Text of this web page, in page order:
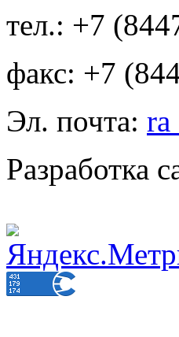
тел.: +7
факс: +7
Эл. почта:
Разработка